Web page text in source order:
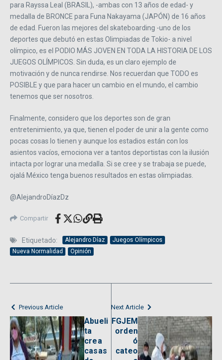
para Rayssa Leal (BRASIL), -ambas con 13 años de edad- y
medalla de BRONCE para Funa Nakayama (JAPÓN) de 16 años
de edad. Fueron las mejores del skateboarding -uno de los
deportes que debutó en estas Olimpiadas de Tokio- a nivel
olímpico, es el PODIO MÁS JOVEN EN TODA LA HISTORIA DE LOS
JUEGOS OLÍMPICOS. Sin duda, es un claro ejemplo de
motivación y de nunca rendirse. Nos recuerdan que TODO es
POSIBLE y que para hacer un cambio en el mundo, el cambio
tenemos que ser nosotros.
Finalmente, considero que los deportes son de gran
entretenimiento, ya que, tienen el poder de unir a la gente como
pocas cosas lo tienen y aunque los estadios están con los
asientos vacíos, emociona ver a tantos deportistas con la ilusión
intacta por lograr una medalla. Si se cree y se trabaja se puede,
ojalá México tenga buenos resultados en estas olimpiadas.
@AlejandroDíazDz
Compartir
Etiquetado: Alejandro Díaz
Juegos Olímpicos
Nueva Normalidad
Opinión
Previous Article
Abueli
ta
crea
casas
Next Article
FGJEM
orden
ó
cateo